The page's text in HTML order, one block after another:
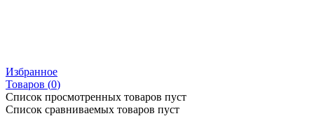
Избранное
Товаров (0)
Список просмотренных товаров пуст
Список сравниваемых товаров пуст